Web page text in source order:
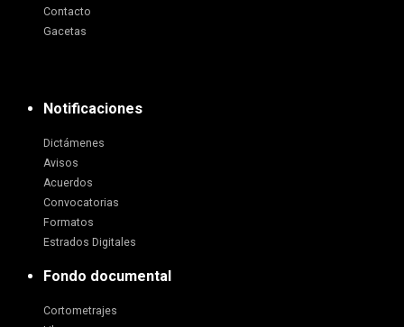
Contacto
Gacetas
Notificaciones
Dictámenes
Avisos
Acuerdos
Convocatorias
Formatos
Estrados Digitales
Fondo documental
Cortometrajes